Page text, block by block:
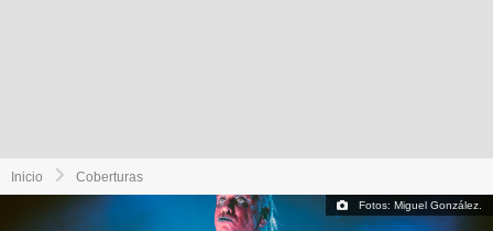
Inicio Coberturas
Fotos: Miguel González.